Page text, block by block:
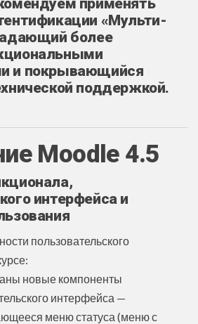
«Мульти-
более
и покрывающийся
поддержкой.
Moodle 4.5
интерфейса и
пользовательского
новые компоненты
интерфейса —
меню статуса (меню с